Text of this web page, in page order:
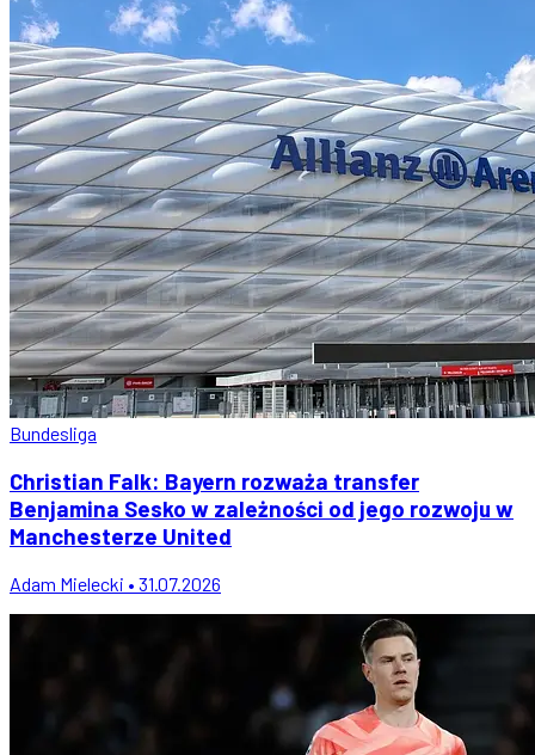
Bundesliga
Christian Falk: Bayern rozważa transfer
Benjamina Sesko w zależności od jego rozwoju w
Manchesterze United
Adam Mielecki • 31.07.2026